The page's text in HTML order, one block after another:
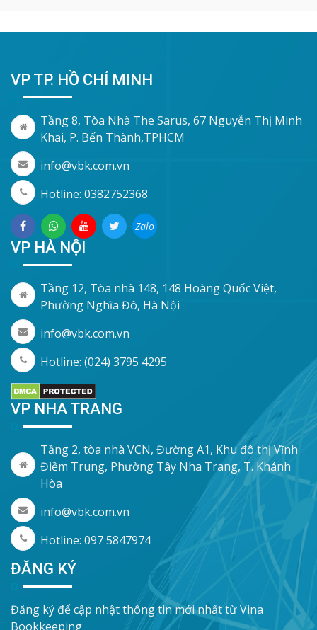
VP TP. HỒ CHÍ MINH
Tầng 8, Tòa Nhà The Sarus, 67 Nguyễn Thị Minh
Khai, P. Bến Thành,TPHCM
info@vbk.com.vn
Hotline: 0382752368
Zalo
VP HÀ NỘI
Tầng 12, Tòa nhà 148, 148 Hoàng Quốc Việt,
Phường Nghĩa Đô, Hà Nội
info@vbk.com.vn
Hotline: (024) 3795 4295
VP NHA TRANG
Tầng 2, tòa nhà VCN, Đường A1, Khu đô thị Vĩnh
Điềm Trung, Phường Tây Nha Trang, T. Khánh
Hòa
info@vbk.com.vn
Hotline: 097 5847974
ĐĂNG KÝ
Đăng ký để cập nhật thông tin mới nhất từ Vina
Bookkeeping